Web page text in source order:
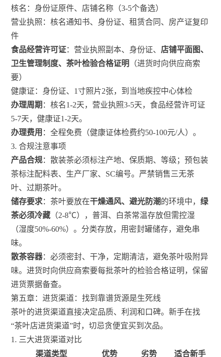
核名：身份证原件、店铺名称（3-5个备选）
营业执照：核名通知书、身份证、租赁合同、房产证复印
件
食品经营许可证：营业执照副本、身份证、 店铺平面图、
卫生管理制度、茶叶检验合格证明
（进货时向供应商索
要）
健康证：身份证、1寸照片2张，到当地疾控中心体检
办理周期 ：核名1-2天，营业执照3-5天，食品经营许可证
5-7天，健康证1-2天。
办理费用 ：全程免费（健康证体检费约50-100元/人）。
3. 合规注意事项
产品合规：散装茶必须标注产地、保质期、等级；预包装
茶标注配料表、生产厂家、SC编号。严禁销售三无茶
叶、过期茶叶。
储存要求：茶叶要放在干燥通风、避光防潮的环境中，绿
茶必须冷藏 （2-8℃），普洱、白茶常温存放但需控湿
（湿度50%-60%）。分类存放，用密封罐储存，避免串
味。
散茶容器：必须密封、干净，定期清洁，避免茶叶吸附异
味。进货时向供应商索要每批茶叶的检验合格证明，保留
进货票据备查。
第五章：进货渠道：找到靠谱货源是生死线
茶叶的进货渠道直接决定品质、利润和口碑。新手在找
“茶叶店进货渠道”时，切忌贪便宜买到次品。
1. 三大进货渠道对比
渠道类型
优势 劣势
适合新手